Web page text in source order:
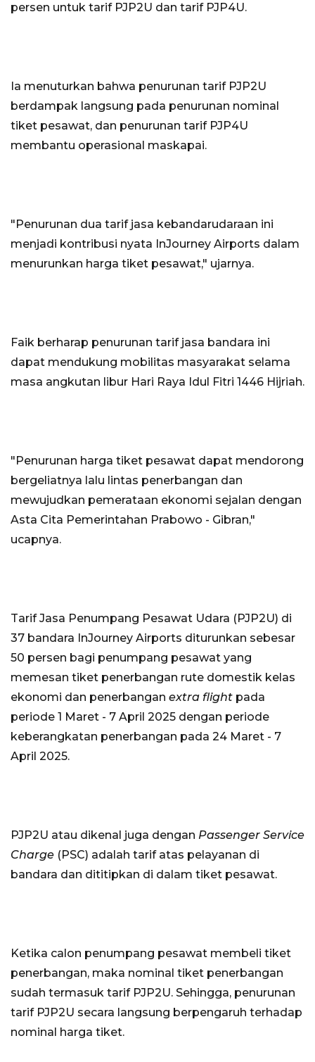
persen untuk tarif PJP2U dan tarif PJP4U.
Ia menuturkan bahwa penurunan tarif PJP2U
berdampak langsung pada penurunan nominal
tiket pesawat, dan penurunan tarif PJP4U
membantu operasional maskapai.
"Penurunan dua tarif jasa kebandarudaraan ini
menjadi kontribusi nyata InJourney Airports dalam
menurunkan harga tiket pesawat," ujarnya.
Faik berharap penurunan tarif jasa bandara ini
dapat mendukung mobilitas masyarakat selama
masa angkutan libur Hari Raya Idul Fitri 1446 Hijriah.
"Penurunan harga tiket pesawat dapat mendorong
bergeliatnya lalu lintas penerbangan dan
mewujudkan pemerataan ekonomi sejalan dengan
Asta Cita Pemerintahan Prabowo - Gibran,"
ucapnya.
Tarif Jasa Penumpang Pesawat Udara (PJP2U) di
37 bandara InJourney Airports diturunkan sebesar
50 persen bagi penumpang pesawat yang
memesan tiket penerbangan rute domestik kelas
ekonomi dan penerbangan extra flight pada
periode 1 Maret - 7 April 2025 dengan periode
keberangkatan penerbangan pada 24 Maret - 7
April 2025.
PJP2U atau dikenal juga dengan Passenger Service
Charge (PSC) adalah tarif atas pelayanan di
bandara dan dititipkan di dalam tiket pesawat.
Ketika calon penumpang pesawat membeli tiket
penerbangan, maka nominal tiket penerbangan
sudah termasuk tarif PJP2U. Sehingga, penurunan
tarif PJP2U secara langsung berpengaruh terhadap
nominal harga tiket.